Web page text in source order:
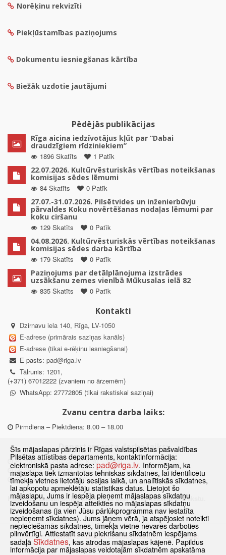
Norēķinu rekvizīti
Piekļūstamības paziņojums
Dokumentu iesniegšanas kārtība
Biežāk uzdotie jautājumi
Pēdējās publikācijas
Rīga aicina iedzīvotājus kļūt par “Dabai
draudzīgiem rīdziniekiem”
1896 Skatīts
1 Patīk
22.07.2026. Kultūrvēsturiskās vērtības noteikšanas
komisijas sēdes lēmumi
84 Skatīts
0 Patīk
27.07.-31.07.2026. Pilsētvides un inženierbūvju
pārvaldes Koku novērtēšanas nodaļas lēmumi par
koku ciršanu
129 Skatīts
0 Patīk
04.08.2026. Kultūrvēsturiskās vērtības noteikšanas
komisijas sēdes darba kārtība
179 Skatīts
0 Patīk
Paziņojums par detālplānojuma izstrādes
uzsākšanu zemes vienībā Mūkusalas ielā 82
835 Skatīts
0 Patīk
Kontakti
Dzirnavu iela 140, Rīga, LV-1050
E-adrese (primārais saziņas kanāls)
E-adrese (tikai e-rēķinu iesniegšanai)
E-pasts: pad@riga.lv
Tālrunis: 1201,
(+371) 67012222 (zvaniem no ārzemēm)
WhatsApp: 27772805 (tikai rakstiskai saziņai)
Zvanu centra darba laiks:
Pirmdiena – Piektdiena: 8.00 – 18.00
Departamenta darba laiks:
Pirmdiena, Ceturtdiena: 8.30 – 18.00
Otrdiena, Trešdiena: 8.30 – 17.00
Piektdiena: 8.30 – 15.00
Klātienes konsultācijas pieejamas tikai ar iepriekšēju pierakstu.
Sākums Jaunumi Biežāk uzdotie jautājumi
Lapas karte
Sīkdatnes
Kontakti
Šīs mājaslapas pārzinis ir Rīgas valstspilsētas pašvaldības
Pilsētas attīstības departaments, kontaktinformācija:
elektroniskā pasta adrese: pad@riga.lv. Informējam, ka
mājaslapā tiek izmantotas tehniskās sīkdatnes, lai identificētu
tīmekļa vietnes lietotāju sesijas laikā, un analītiskās sīkdatnes,
lai apkopotu apmeklētāju statistikas datus. Lietojot šo
mājaslapu, Jums ir iespēja pieņemt mājaslapas sīkdatņu
izveidošanu un iespēja atteikties no mājaslapas sīkdatņu
izveidošanas (ja vien Jūsu pārlūkprogramma nav iestatīta
nepieņemt sīkdatnes). Jums jāņem vērā, ja atspējosiet noteikti
nepieciešamās sīkdatnes, tīmekļa vietne nevarēs darboties
pilnvērtīgi. Attiestatīt savu piekrišanu sīkdatnēm iespējams
sadaļā Sīkdatnes, kas atrodas mājaslapas kājenē. Papildus
informācija par mājaslapas veidotajām sīkdatnēm apskatāma